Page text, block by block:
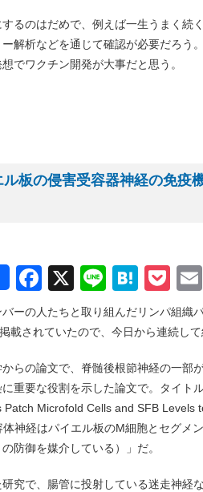
るのはだめで、例えば一生うまく続
解析などを通じて確認が必要だろう
でワクチン開発が大事だと思う。
板の侵害受容器神経の免疫
Facebook
X Line
ーの人たちと取り組んだリンパ組織
載されていたので、今日から連続し
らの論文で、脊髄後根節神経の一部
重要な役割を示した論文で。タイト
Patch Microfold Cells and SFB Levels
神経はパイエル板のM細胞とセグメ
防御を媒介している）」だ。
究で、腸管に投射している迷走神経